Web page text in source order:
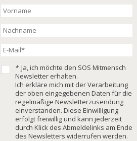
* Ja, ich möchte den SOS Mitmensch
Newsletter erhalten.
Ich erkläre mich mit der Verarbeitung
der oben eingegebenen Daten für die
regelmäßige Newsletterzusendung
einverstanden. Diese Einwilligung
erfolgt freiwillig und kann jederzeit
durch Klick des Abmeldelinks am Ende
des Newsletters widerrufen werden.